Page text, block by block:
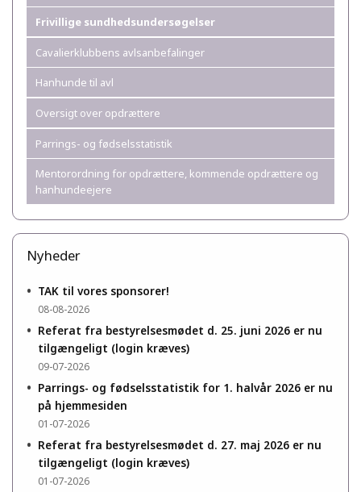
Frivillige sundhedsundersøgelser
Cavalierklubbens avlsanbefalinger
Hanhunde til avl
Oversigt over opdrættere
Parrings- og fødselsstatistik
Mentorordning for opdrættere, kommende opdrættere og
hanhundeejere
Nyheder
• TAK til vores sponsorer!
08-08-2026
• Referat fra bestyrelsesmødet d. 25. juni 2026 er nu
tilgængeligt (login kræves)
09-07-2026
• Parrings- og fødselsstatistik for 1. halvår 2026 er nu
på hjemmesiden
01-07-2026
• Referat fra bestyrelsesmødet d. 27. maj 2026 er nu
tilgængeligt (login kræves)
01-07-2026